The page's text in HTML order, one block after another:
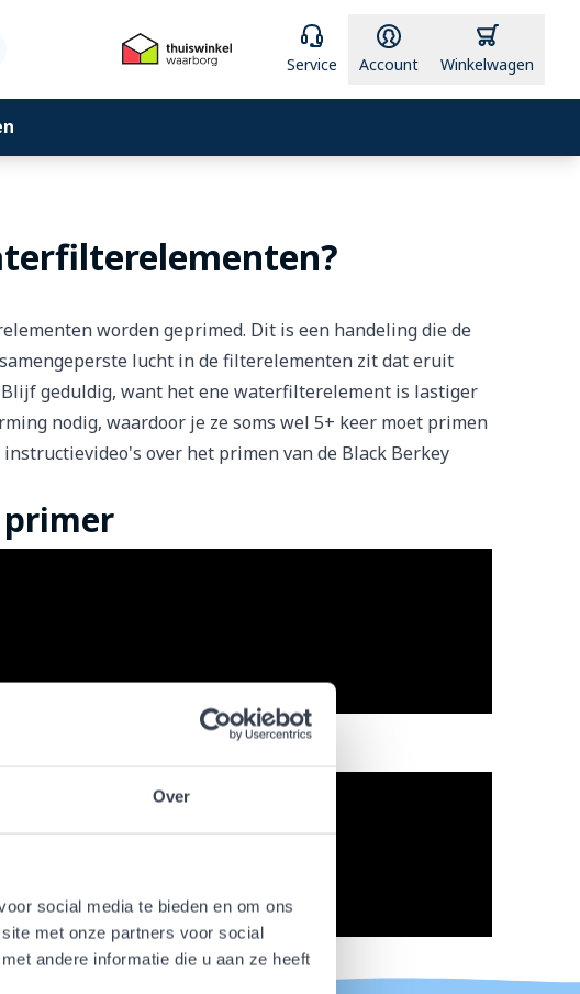
Over
social media te bieden en om ons
met onze partners voor social
andere informatie die u aan ze heeft
Service Account Winkelwagen
worden geprimed. Dit is een handeling die de
lucht in de filterelementen zit dat eruit
Blijf geduldig, want het ene waterfilterelement is lastiger
nodig, waardoor je ze soms wel 5+ keer moet primen
over het primen van de Black Berkey